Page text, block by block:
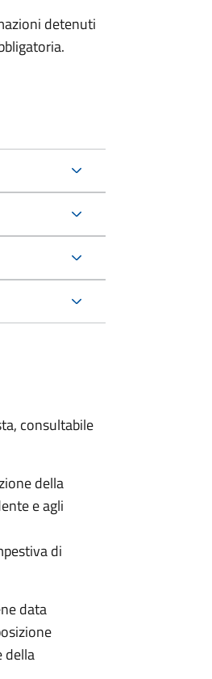
detenuti
consultabile
della
e agli
di
data
della